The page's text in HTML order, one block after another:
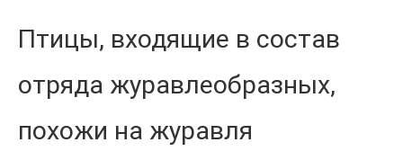
Птицы, входящие в состав
отряда журавлеобразных,
похожи на журавля